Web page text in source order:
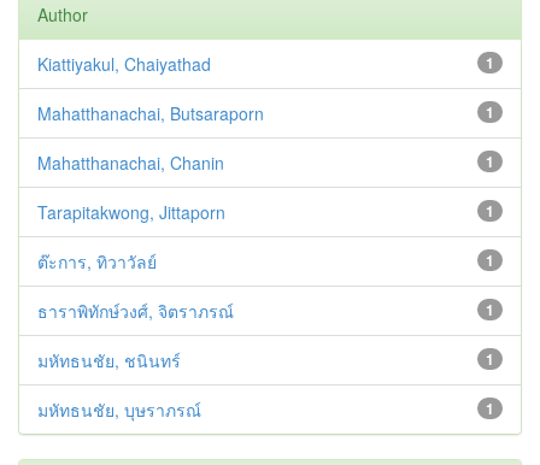
Author
1
Kiattiyakul, Chaiyathad
1
Mahatthanachai, Butsaraporn
1
Mahatthanachai, Chanin
1
Tarapitakwong, Jittaporn
1
ต๊ะการ, ทิวาวัลย์
1
ธาราพิทักษ์วงศ์, จิตราภรณ์
1
มหัทธนชัย, ชนินทร์
1
มหัทธนชัย, บุษราภรณ์